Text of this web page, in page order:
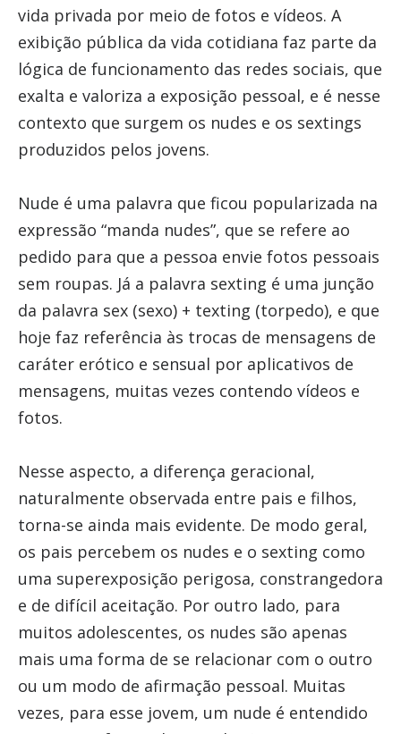
vida privada por meio de fotos e vídeos. A
exibição pública da vida cotidiana faz parte da
lógica de funcionamento das redes sociais, que
exalta e valoriza a exposição pessoal, e é nesse
contexto que surgem os nudes e os sextings
produzidos pelos jovens.
Nude é uma palavra que ficou popularizada na
expressão “manda nudes”, que se refere ao
pedido para que a pessoa envie fotos pessoais
sem roupas. Já a palavra sexting é uma junção
da palavra sex (sexo) + texting (torpedo), e que
hoje faz referência às trocas de mensagens de
caráter erótico e sensual por aplicativos de
mensagens, muitas vezes contendo vídeos e
fotos.
Nesse aspecto, a diferença geracional,
naturalmente observada entre pais e filhos,
torna-se ainda mais evidente. De modo geral,
os pais percebem os nudes e o sexting como
uma superexposição perigosa, constrangedora
e de difícil aceitação. Por outro lado, para
muitos adolescentes, os nudes são apenas
mais uma forma de se relacionar com o outro
ou um modo de afirmação pessoal. Muitas
vezes, para esse jovem, um nude é entendido